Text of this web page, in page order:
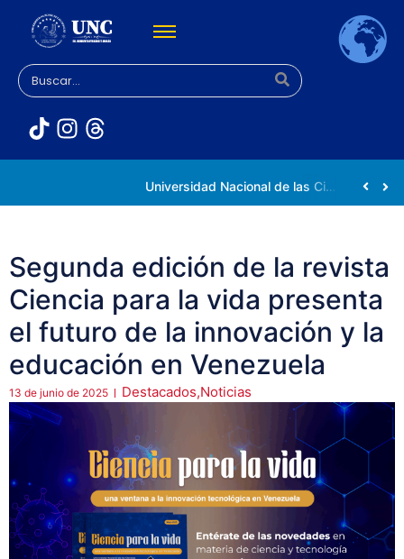
Universidad Nacional de las Ciencias impulsa vocaciones científicas en la Expoferia de Oportunidades de Estudio 2026
Segunda edición de la revista
Ciencia para la vida presenta
el futuro de la innovación y la
educación en Venezuela
13 de junio de 2025 Destacados,Noticias